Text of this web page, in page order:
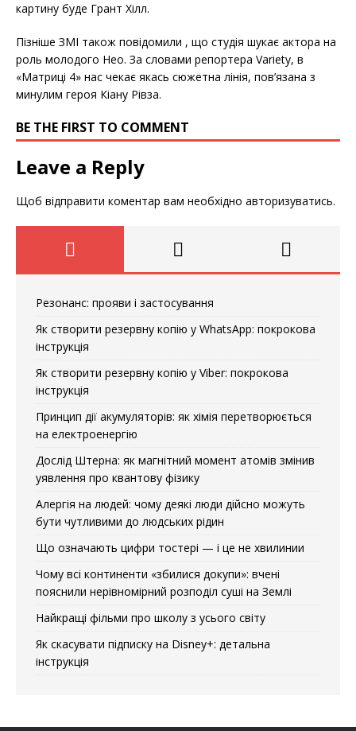
картину буде Грант Хілл.
Пізніше ЗМІ також повідомили , що студія шукає актора на
роль молодого Нео. За словами репортера Variety, в
«Матриці 4» нас чекає якась сюжетна лінія, пов’язана з
минулим героя Кіану Рівза.
BE THE FIRST TO COMMENT
Leave a Reply
Щоб відправити коментар вам необхідно авторизуватись.
Резонанс: прояви і застосування
Як створити резервну копію у WhatsApp: покрокова
інструкція
Як створити резервну копію у Viber: покрокова
інструкція
Принцип дії акумуляторів: як хімія перетворюється
на електроенергію
Дослід Штерна: як магнітний момент атомів змінив
уявлення про квантову фізику
Алергія на людей: чому деякі люди дійсно можуть
бути чутливими до людських рідин
Що означають цифри тостері — і це не хвилинии
Чому всі континенти «збилися докупи»: вчені
пояснили нерівномірний розподіл суші на Землі
Найкращі фільми про школу з усього світу
Як скасувати підписку на Disney+: детальна
інструкція